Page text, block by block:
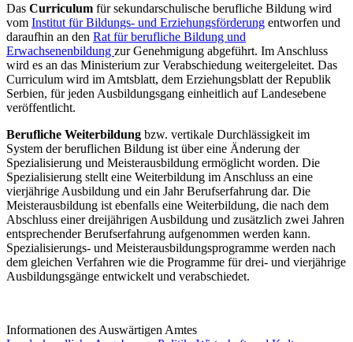
Das Curriculum für sekundarschulische berufliche Bildung wird
vom Institut für Bildungs- und Erziehungsförderung entworfen und
daraufhin an den Rat für berufliche Bildung und
Erwachsenenbildung zur Genehmigung abgeführt. Im Anschluss
wird es an das Ministerium zur Verabschiedung weitergeleitet. Das
Curriculum wird im Amtsblatt, dem Erziehungsblatt der Republik
Serbien, für jeden Ausbildungsgang einheitlich auf Landesebene
veröffentlicht.
Berufliche Weiterbildung bzw. vertikale Durchlässigkeit im
System der beruflichen Bildung ist über eine Änderung der
Spezialisierung und Meisterausbildung ermöglicht worden. Die
Spezialisierung stellt eine Weiterbildung im Anschluss an eine
vierjährige Ausbildung und ein Jahr Berufserfahrung dar. Die
Meisterausbildung ist ebenfalls eine Weiterbildung, die nach dem
Abschluss einer dreijährigen Ausbildung und zusätzlich zwei Jahren
entsprechender Berufserfahrung aufgenommen werden kann.
Spezialisierungs- und Meisterausbildungsprogramme werden nach
dem gleichen Verfahren wie die Programme für drei- und vierjährige
Ausbildungsgänge entwickelt und verabschiedet.
Informationen des Auswärtigen Amtes